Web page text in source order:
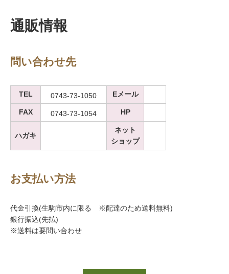
通販情報
問い合わせ先
TEL 0743-73-1050 Eメール
FAX 0743-73-1054 HP
ハガキ
ネット
ショップ
お支払い方法
代金引換(生駒市内に限る ※配達のため送料無料)
銀行振込(先払)
※送料は要問い合わせ